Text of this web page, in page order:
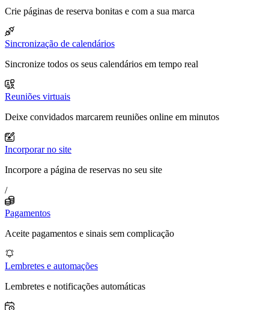
Crie páginas de reserva bonitas e com a sua marca
Sincronização de calendários
Sincronize todos os seus calendários em tempo real
Reuniões virtuais
Deixe convidados marcarem reuniões online em minutos
Incorporar no site
Incorpore a página de reservas no seu site
/
Pagamentos
Aceite pagamentos e sinais sem complicação
Lembretes e automações
Lembretes e notificações automáticas